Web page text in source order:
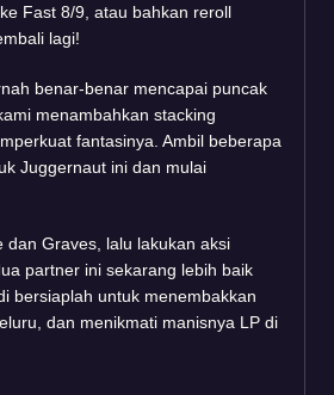
Fast 8/9, atau bahkan reroll
lagi!
benar-benar mencapai puncak
menambahkan stacking
fantasinya. Ambil beberapa
Juggernaut ini dan mulai
dan Graves, lalu lakukan aksi
partner ini sekarang lebih baik
bersiaplah untuk menembakkan
dan menikmati manisnya LP di